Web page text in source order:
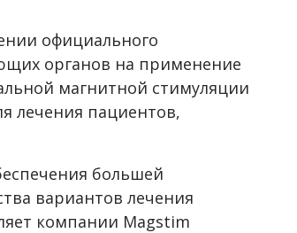
официального
органов на применение
магнитной стимуляции
лечения пациентов,
большей
вариантов лечения
компании Magstim